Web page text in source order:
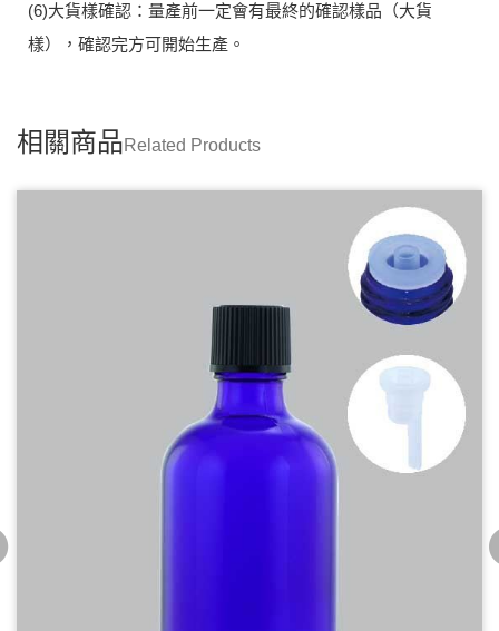
(6)大貨樣確認：量產前一定會有最終的確認樣品（大貨
樣），確認完方可開始生產。
相關商品Related Products